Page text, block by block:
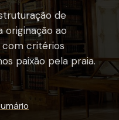
de
originação ao
critérios
paixão pela praia.